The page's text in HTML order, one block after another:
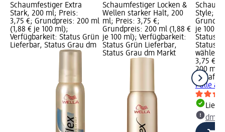
Schaumfestiger Extra
Stark, 200 ml; Preis:
3,75 €; Grundpreis: 200 ml
(1,88 € je 100 ml);
Verfügbarkeit: Status Grün
Lieferbar, Status Grau dm
Schaumfestiger Locken &
Wellen starker Halt, 200
ml; Preis: 3,75 €;
Grundpreis: 200 ml (1,88 €
je 100 ml); Verfügbarkeit:
Status Grün Lieferbar,
Status Grau dm Markt
Style;
je 100
Status
Status
wählen
3,75 €
200 ml
wellaflex
Fülle &
dm